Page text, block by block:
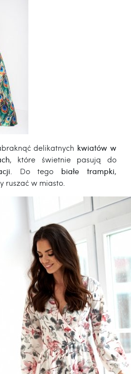
delikatnych kwiatów w
, które świetnie pasują do
. Do tego białe trampki,
ruszać w miasto.